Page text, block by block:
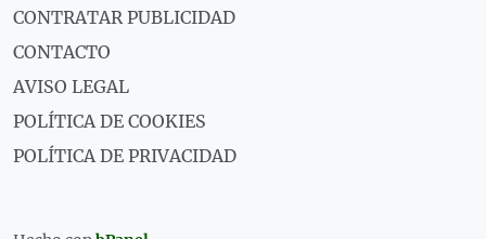
CONTRATAR PUBLICIDAD
CONTACTO
AVISO LEGAL
POLÍTICA DE COOKIES
POLÍTICA DE PRIVACIDAD